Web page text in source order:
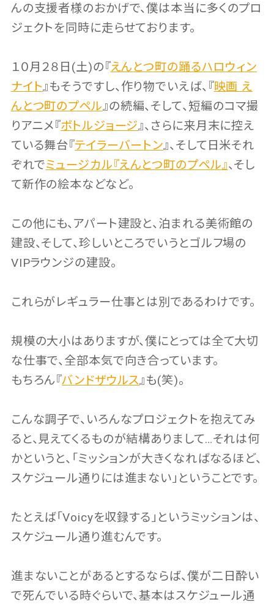
んの支援者様のおかげで、僕は本当に多くのプロ
ジェクトを同時に走らせております。
１０月２８日(土)の『えんとつ町の踊るハロウィン
ナイト』もそうですし、作り物でいえば、『映画 え
んとつ町のプペル』の続編、そして、短編のコマ撮
りアニメ『ボトルジョージ』、さらに来月末に控え
ている舞台『テイラーバートン』、そして日米それ
ぞれでミュージカル『えんとつ町のプペル』、そし
て新作の絵本などなど。
この他にも、アパート建設と、泊まれる美術館の
建設、そして、珍しいところでいうとゴルフ場の
VIPラウンジの建設。
これらがレギュラー仕事とは別であるわけです。
規模の大小はありますが、僕にとっては全て大切
な仕事で、全部本気で向き合っています。
もちろん『バンドザウルス』も(笑)。
こんな調子で、いろんなプロジェクトを抱えてみ
ると、見えてくるものが結構ありまして…それは何
かというと、「ミッションが大きくなればなるほど、
スケジュール通りには進まない」ということです。
たとえば「Voicyを収録する」というミッションは、
スケジュール通り進むんです。
進まないことがあるとするならば、僕が二日酔い
で死んでいる時ぐらいで、基本はスケジュール通